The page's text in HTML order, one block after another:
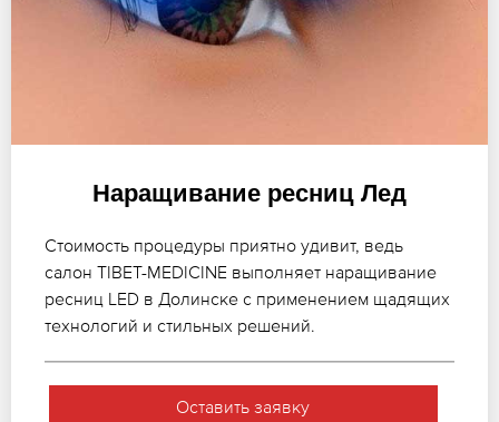
Наращивание ресниц Лед
Стоимость процедуры приятно удивит, ведь
салон TIBET-MEDICINE выполняет наращивание
ресниц LED в Долинске с применением щадящих
технологий и стильных решений.
Оставить заявку